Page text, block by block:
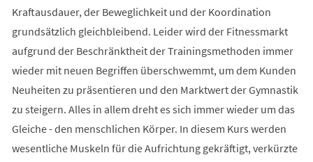
Kraftausdauer, der Beweglichkeit und der Koordination
grundsätzlich gleichbleibend. Leider wird der Fitnessmarkt
aufgrund der Beschränktheit der Trainingsmethoden immer
wieder mit neuen Begriffen überschwemmt, um dem Kunden
Neuheiten zu präsentieren und den Marktwert der Gymnastik
zu steigern. Alles in allem dreht es sich immer wieder um das
Gleiche - den menschlichen Körper. In diesem Kurs werden
wesentliche Muskeln für die Aufrichtung gekräftigt, verkürzte